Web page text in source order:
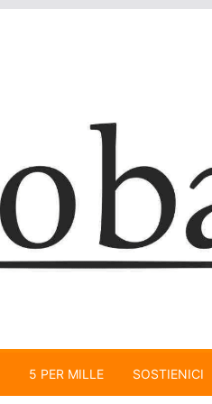
5 PER MILLE SOSTIENICI